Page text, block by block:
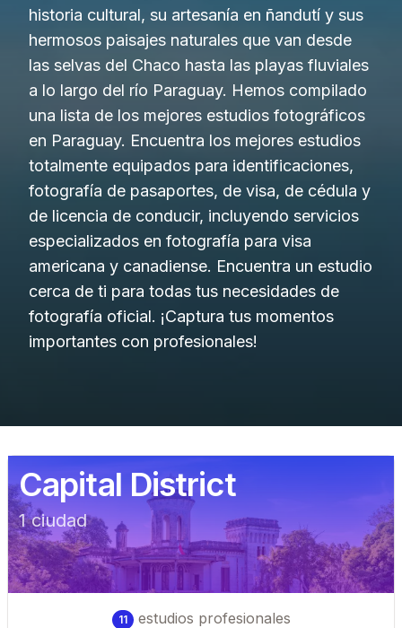
historia cultural, su artesanía en ñandutí y sus
hermosos paisajes naturales que van desde
las selvas del Chaco hasta las playas fluviales
a lo largo del río Paraguay. Hemos compilado
una lista de los mejores estudios fotográficos
en Paraguay. Encuentra los mejores estudios
totalmente equipados para identificaciones,
fotografía de pasaportes, de visa, de cédula y
de licencia de conducir, incluyendo servicios
especializados en fotografía para visa
americana y canadiense. Encuentra un estudio
cerca de ti para todas tus necesidades de
fotografía oficial. ¡Captura tus momentos
importantes con profesionales!
Capital District
1ciudad
11 estudios profesionales